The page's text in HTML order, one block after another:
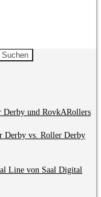
Derby und RovkARollers
Derby vs. Roller Derby
Line von Saal Digital